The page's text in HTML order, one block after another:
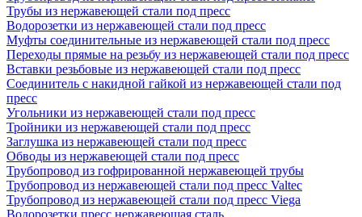
Трубы из нержавеющей стали под пресс
Водорозетки из нержавеющей стали под пресс
Муфты соединительные из нержавеющей стали под пресс
Переходы прямые на резьбу из нержавеющей стали под пресс
Вставки резьбовые из нержавеющей стали под пресс
Соединитель с накидной гайкой из нержавеющей стали под
пресс
Угольники из нержавеющей стали под пресс
Тройники из нержавеющей стали под пресс
Заглушка из нержавеющей стали под пресс
Обводы из нержавеющей стали под пресс
Трубопровод из гофрированной нержавеющей трубы
Трубопровод из нержавеющей стали под пресс Valtec
Трубопровод из нержавеющей стали под пресс Viega
Водорозетки пресс нержавеющая сталь